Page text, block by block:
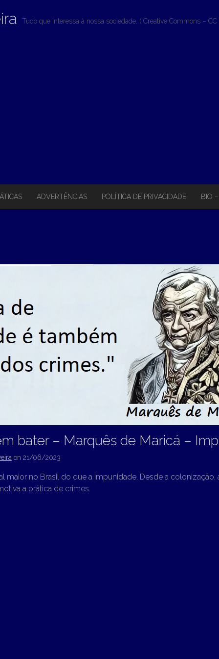
Tudo que interessa à nossa sociedade. ( Creative Commons – CC
ADVERTÊNCIAS POLÍTICA DE PRIVACIDADE BIO
bater – Marquês de Maricá –
on 21/06/2023
maior no Brasil do que a impunidade. Desde a colonização,
a prática de crimes.